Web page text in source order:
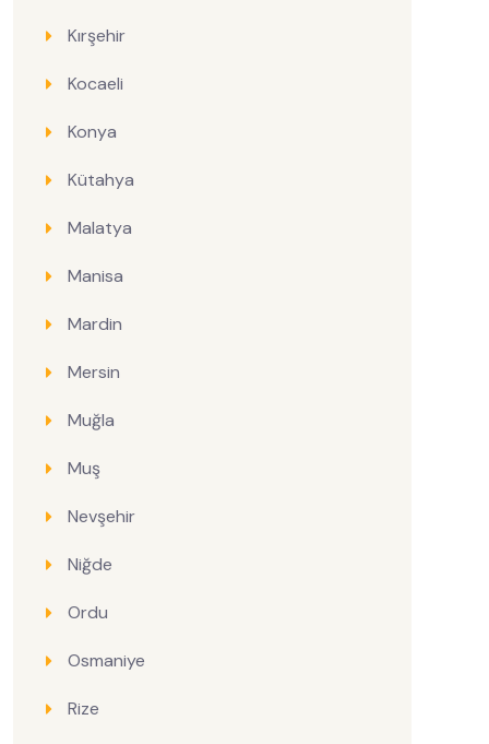
Kırşehir
Kocaeli
Konya
Kütahya
Malatya
Manisa
Mardin
Mersin
Muğla
Muş
Nevşehir
Niğde
Ordu
Osmaniye
Rize